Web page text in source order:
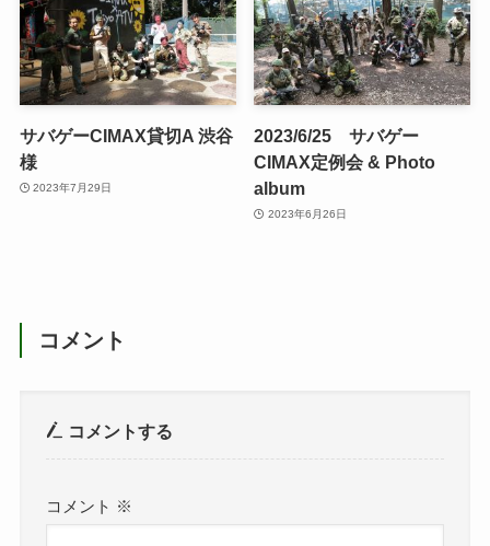
サバゲーCIMAX貸切A 渋谷
様
2023年7月29日
2023/6/25 サバゲー
CIMAX定例会 & Photo
album
2023年6月26日
コメント
コメントする
コメント ※